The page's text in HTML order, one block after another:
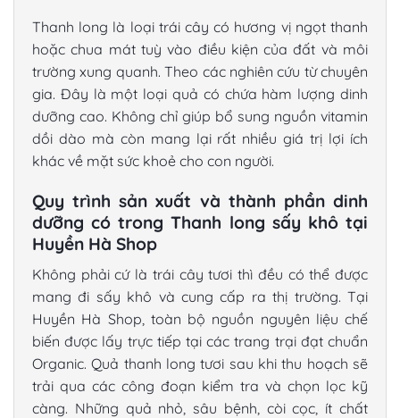
Thanh long là loại trái cây có hương vị ngọt thanh
hoặc chua mát tuỳ vào điều kiện của đất và môi
trường xung quanh. Theo các nghiên cứu từ chuyên
gia. Đây là một loại quả có chứa hàm lượng dinh
dưỡng cao. Không chỉ giúp bổ sung nguồn vitamin
dồi dào mà còn mang lại rất nhiều giá trị lợi ích
khác về mặt sức khoẻ cho con người.
Quy trình sản xuất và thành phần dinh
dưỡng có trong Thanh long sấy khô tại
Huyền Hà Shop
Không phải cứ là trái cây tươi thì đều có thể được
mang đi sấy khô và cung cấp ra thị trường. Tại
Huyền Hà Shop, toàn bộ nguồn nguyên liệu chế
biến được lấy trực tiếp tại các trang trại đạt chuẩn
Organic. Quả thanh long tươi sau khi thu hoạch sẽ
trải qua các công đoạn kiểm tra và chọn lọc kỹ
càng. Những quả nhỏ, sâu bệnh, còi cọc, ít chất